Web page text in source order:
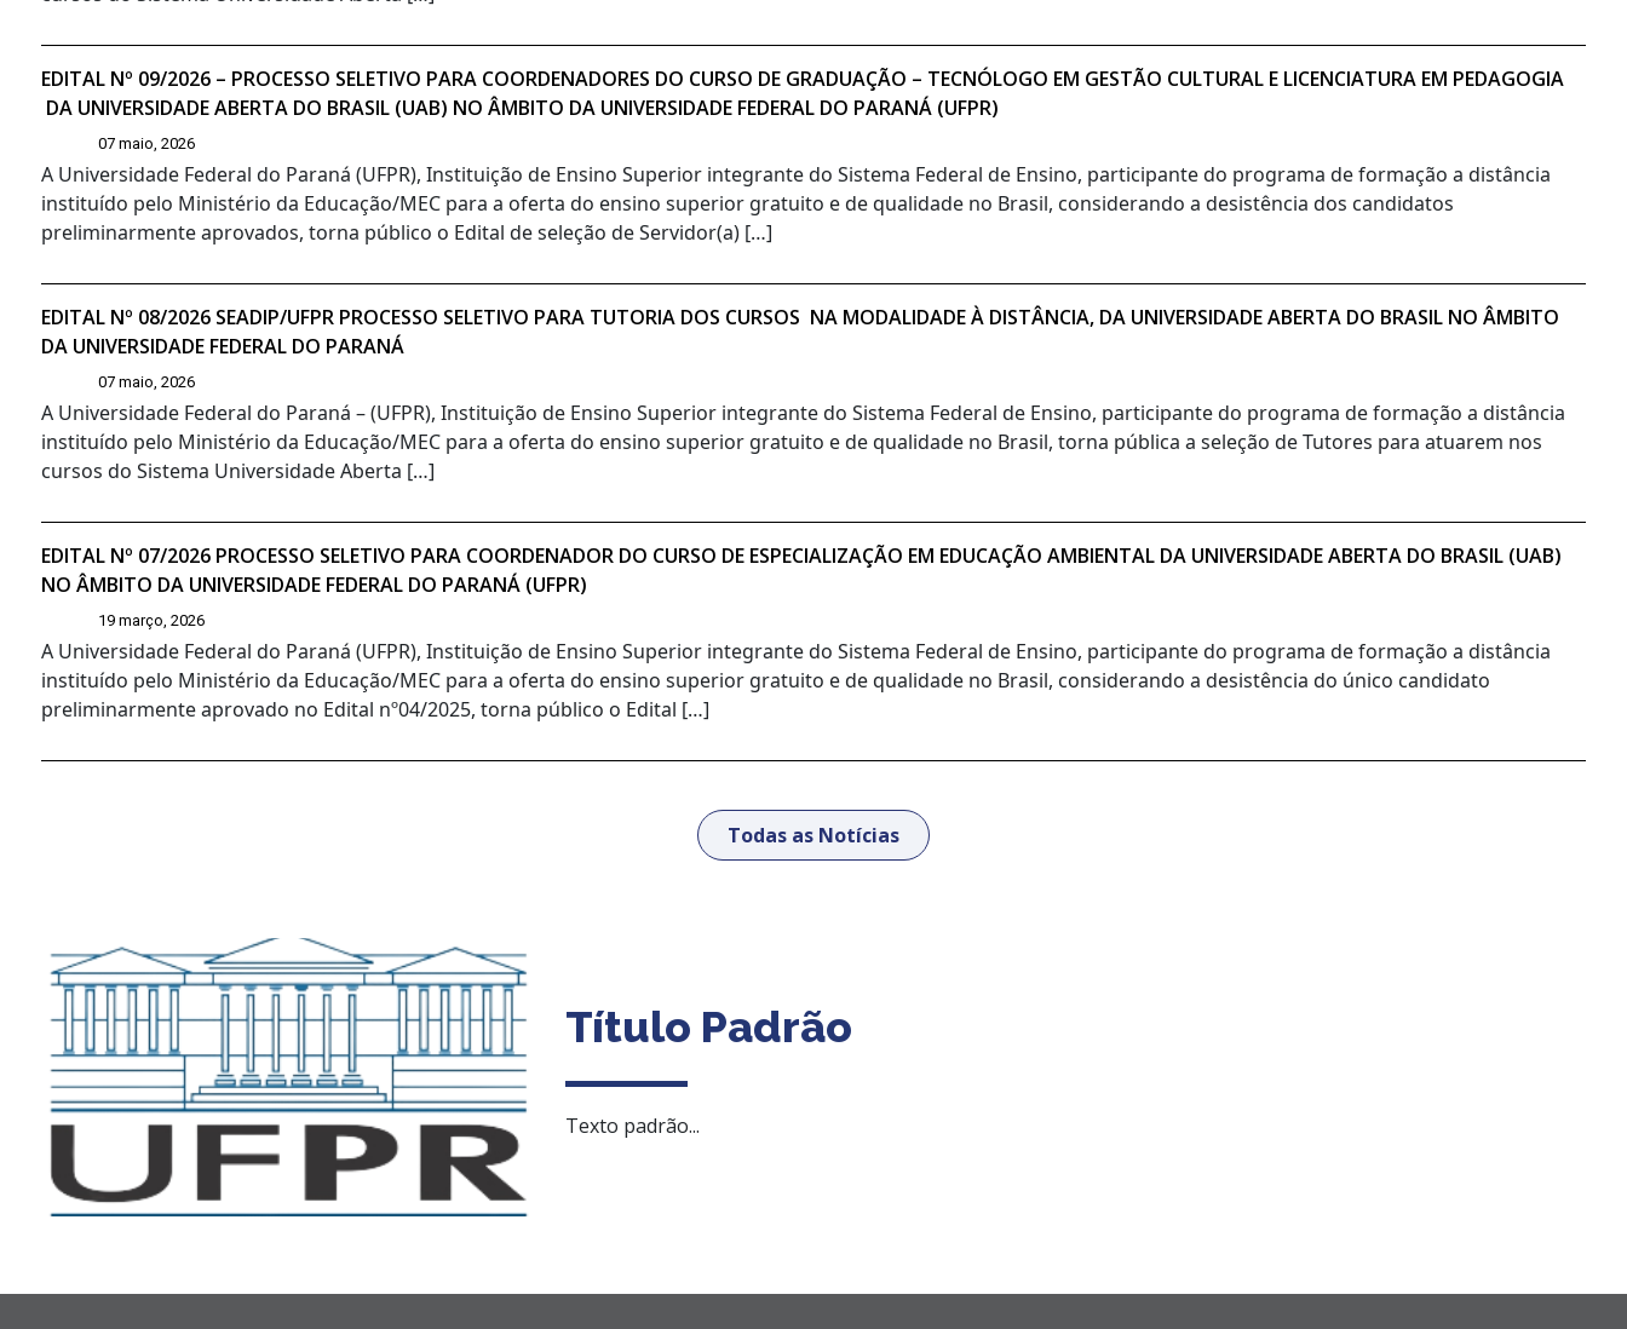
EDITAL Nº 09/2026 – PROCESSO SELETIVO PARA COORDENADORES DO CURSO DE GRADUAÇÃO – TECNÓLOGO EM GESTÃO CULTURAL E LICENCIATURA EM PEDAGOGIA
DA UNIVERSIDADE ABERTA DO BRASIL (UAB) NO ÂMBITO DA UNIVERSIDADE FEDERAL DO PARANÁ (UFPR)
07 maio, 2026
A Universidade Federal do Paraná (UFPR), Instituição de Ensino Superior integrante do Sistema Federal de Ensino, participante do programa de formação a distância
instituído pelo Ministério da Educação/MEC para a oferta do ensino superior gratuito e de qualidade no Brasil, considerando a desistência dos candidatos
preliminarmente aprovados, torna público o Edital de seleção de Servidor(a) […]
EDITAL Nº 08/2026 SEADIP/UFPR PROCESSO SELETIVO PARA TUTORIA DOS CURSOS NA MODALIDADE À DISTÂNCIA, DA UNIVERSIDADE ABERTA DO BRASIL NO ÂMBITO
DA UNIVERSIDADE FEDERAL DO PARANÁ
07 maio, 2026
A Universidade Federal do Paraná – (UFPR), Instituição de Ensino Superior integrante do Sistema Federal de Ensino, participante do programa de formação a distância
instituído pelo Ministério da Educação/MEC para a oferta do ensino superior gratuito e de qualidade no Brasil, torna pública a seleção de Tutores para atuarem nos
cursos do Sistema Universidade Aberta […]
EDITAL Nº 07/2026 PROCESSO SELETIVO PARA COORDENADOR DO CURSO DE ESPECIALIZAÇÃO EM EDUCAÇÃO AMBIENTAL DA UNIVERSIDADE ABERTA DO BRASIL (UAB)
NO ÂMBITO DA UNIVERSIDADE FEDERAL DO PARANÁ (UFPR)
19 março, 2026
A Universidade Federal do Paraná (UFPR), Instituição de Ensino Superior integrante do Sistema Federal de Ensino, participante do programa de formação a distância
instituído pelo Ministério da Educação/MEC para a oferta do ensino superior gratuito e de qualidade no Brasil, considerando a desistência do único candidato
preliminarmente aprovado no Edital nº04/2025, torna público o Edital […]
Todas as Notícias
Título Padrão
Texto padrão...